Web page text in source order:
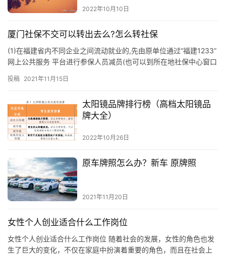
2022年10月10日
厦门社保不交可以转出去么?怎么转社保
(1)在福建省内不同企业之间流动就业的,先由原单位通过“福建1233”
网上公共服务 平台进行参保人员减员(也可以到所在地社保中心窗口
投稿 2021年11月15日
太阳镜品牌排行榜（高档太阳镜品
牌大全）
2022年10月26日
原车牌照怎么办？新车 原牌照
2021年11月20日
女性个人创业适合什么工作岗位
女性个人创业适合什么工作岗位 随着社会的发展，女性的角色也发
生了巨大的变化，不仅在家庭中扮演着重要的角色，而且在社会上